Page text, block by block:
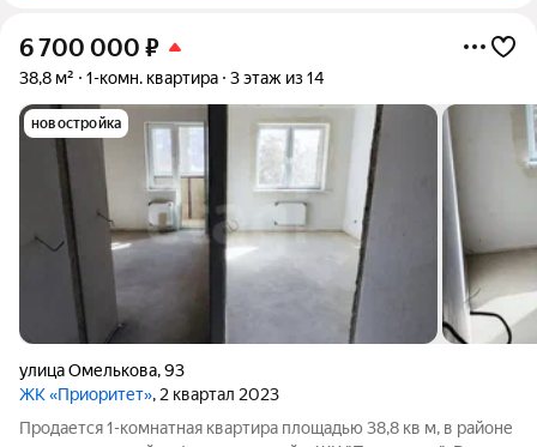
6 700 000 ₽
38,8 м² 1-комн. квартира 3 этаж из 14
новостройка
улица Омелькова,93
ЖК «Приоритет», 2 квартал 2023
Продается 1-комнатная квартира площадью 38,8 кв м, в районе